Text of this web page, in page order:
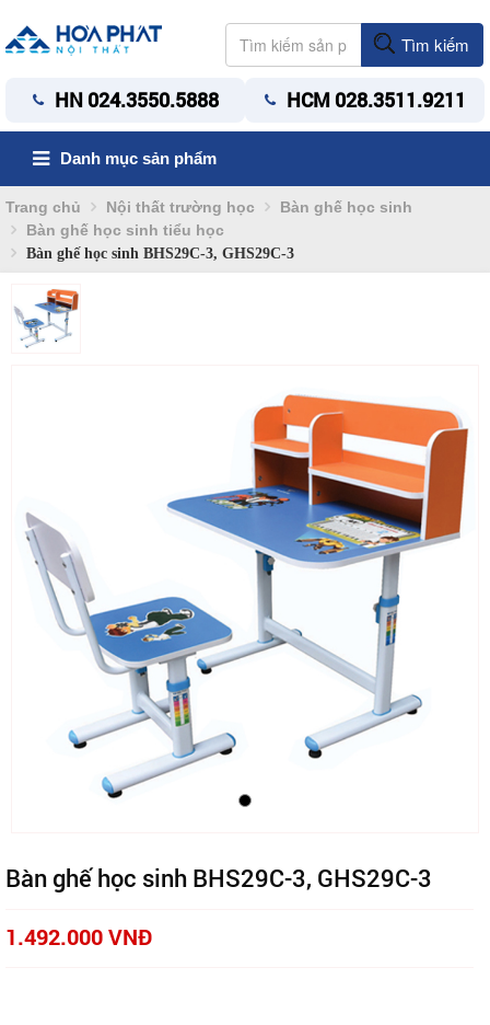
Tìm kiếm
HN 024.3550.5888 HCM 028.3511.9211
Danh mục sản phẩm
Trang chủ Nội thất trường học
Bàn ghế học sinh
Bàn ghế học sinh tiểu học
Bàn ghế học sinh BHS29C-3, GHS29C-3
Bàn ghế học sinh BHS29C-3, GHS29C-3
1.492.000 VNĐ